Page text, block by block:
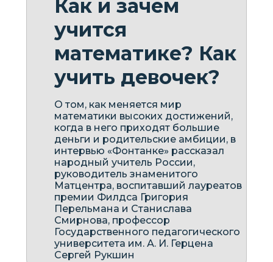
Как и зачем
учится
математике? Как
учить девочек?
О том, как меняется мир
математики высоких достижений,
когда в него приходят большие
деньги и родительские амбиции, в
интервью «Фонтанке» рассказал
народный учитель России,
руководитель знаменитого
Матцентра, воспитавший лауреатов
премии Филдса Григория
Перельмана и Станислава
Смирнова, профессор
Государственного педагогического
университета им. А. И. Герцена
Сергей Рукшин